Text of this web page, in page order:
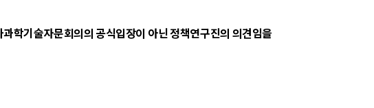
학기술자문회의의 공식입장이 아닌 정책연구진의 의견임을